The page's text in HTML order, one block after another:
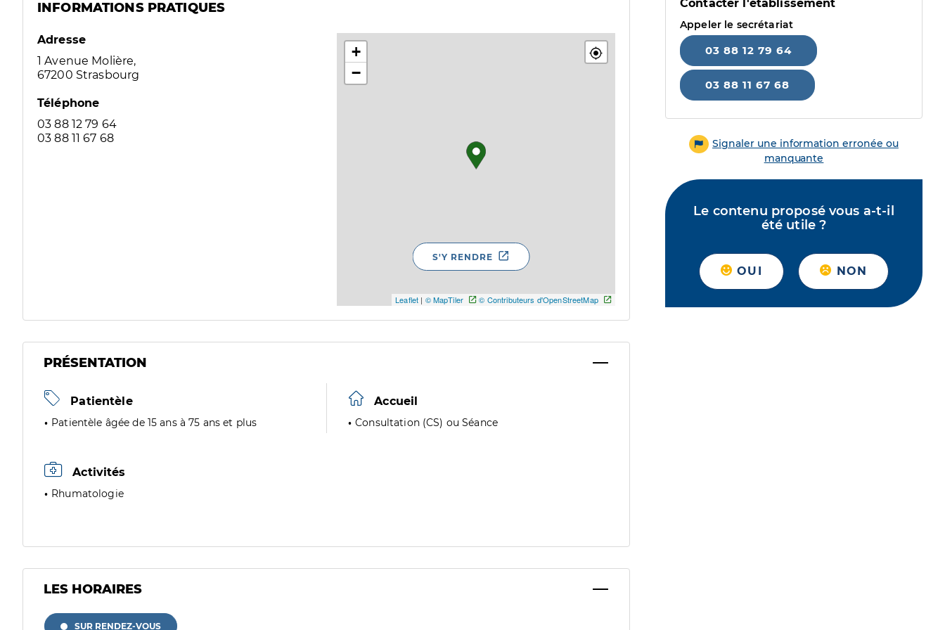
INFORMATIONS PRATIQUES
Adresse
1 Avenue Molière,
67200 Strasbourg
Téléphone
03 88 12 79 64
03 88 11 67 68
+
−
Leaflet | © MapTiler © Contributeurs d'OpenStreetMap
S'Y RENDRE
PRÉSENTATION
Patientèle
Patientèle âgée de 15 ans à 75 ans et plus
Accueil
Consultation (CS) ou Séance
Activités
Rhumatologie
LES HORAIRES
SUR RENDEZ-VOUS
Contacter l'établissement
Appeler le secrétariat
03 88 12 79 64
03 88 11 67 68
Signaler une information erronée ou
manquante
Le contenu proposé vous a-t-il
été utile ?
OUI NON